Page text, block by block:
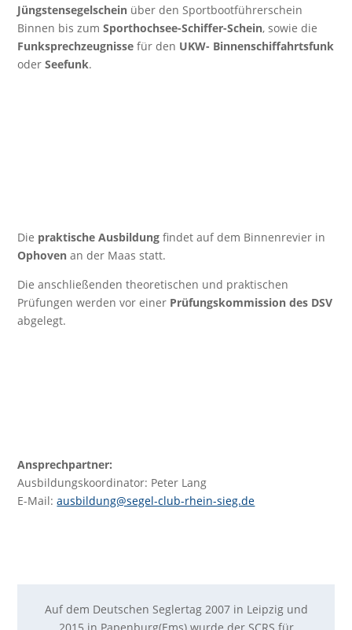
Jüngstensegelschein über den Sportbootführerschein
Binnen bis zumSporthochsee-Schiffer-Schein, sowie die
Funksprechzeugnisse für den UKW- Binnenschiffahrtsfunk
oderSeefunk.
Die praktische Ausbildung findet auf dem Binnenrevier in
Ophoven an der Maas statt.
Die anschließenden theoretischen und praktischen
Prüfungen werden vor einer Prüfungskommission des DSV
abgelegt.
Ansprechpartner:
Ausbildungskoordinator: Peter Lang
E-Mail:ausbildung@segel-club-rhein-sieg.de
Auf dem Deutschen Seglertag 2007 in Leipzig und